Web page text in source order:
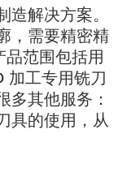
解决方案。
，需要精密精
品范围包括用
加工专用铣刀
多其他服务：
具的使用，从